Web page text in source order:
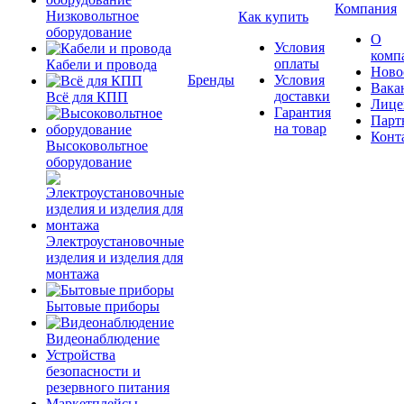
Низковольтное
оборудование
Кабели и провода
Всё для КПП
Высоковольтное
оборудование
Электроустановочные
изделия и изделия для
монтажа
Бытовые приборы
Видеонаблюдение
Устройства
безопасности и
резервного питания
Бренды
Как купить
Условия
оплаты
Условия
доставки
Гарантия
на товар
Компания
О